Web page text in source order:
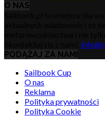
O NAS
PODĄŻAJ ZA NAMI
Sailbook Cup
O nas
Reklama
Polityka prywatności
Polityka Cookie